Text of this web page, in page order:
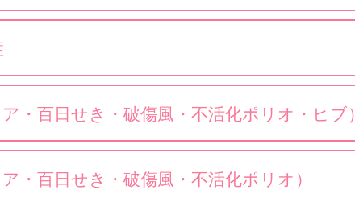
・百日せき・破傷風・不活化ポリオ・ヒブ）
・百日せき・破傷風・不活化ポリオ）